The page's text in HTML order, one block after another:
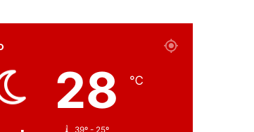
28 ℃